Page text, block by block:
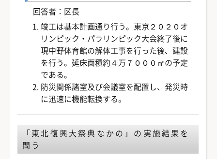
回答者：区長
竣工は基本計画通り行う。東京２０２０オ
リンピック・パラリンピック大会終了後に
現中野体育館の解体工事を行った後、建設
を行う。延床面積約４万７０００㎡の予定
である。
防災関係諸室及び会議室を配置し、発災時
に迅速に機能転換する。
「東北復興大祭典なかの」の実施結果を
問う